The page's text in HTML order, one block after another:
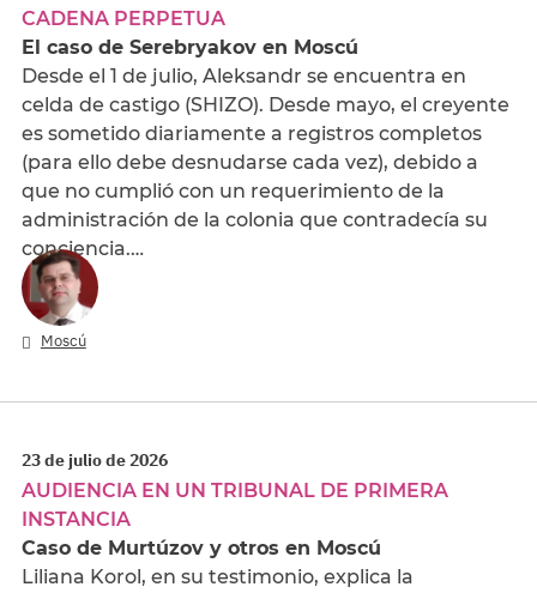
CADENA PERPETUA
El caso de Serebryakov en Moscú
Desde el 1 de julio, Aleksandr se encuentra en
celda de castigo (SHIZO). Desde mayo, el creyente
es sometido diariamente a registros completos
(para ello debe desnudarse cada vez), debido a
que no cumplió con un requerimiento de la
administración de la colonia que contradecía su
conciencia.…
Moscú
23 de julio de 2026
AUDIENCIA EN UN TRIBUNAL DE PRIMERA
INSTANCIA
Caso de Murtúzov y otros en Moscú
Liliana Korol, en su testimonio, explica la